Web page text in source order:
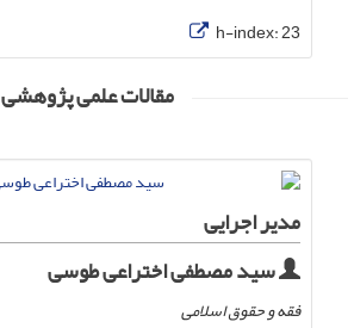
h-index:23
مقالات علمی پژوهشی
مدیر اجرایی
سید مصطفی اختراعی طوسی
فقه و حقوق اسلامی